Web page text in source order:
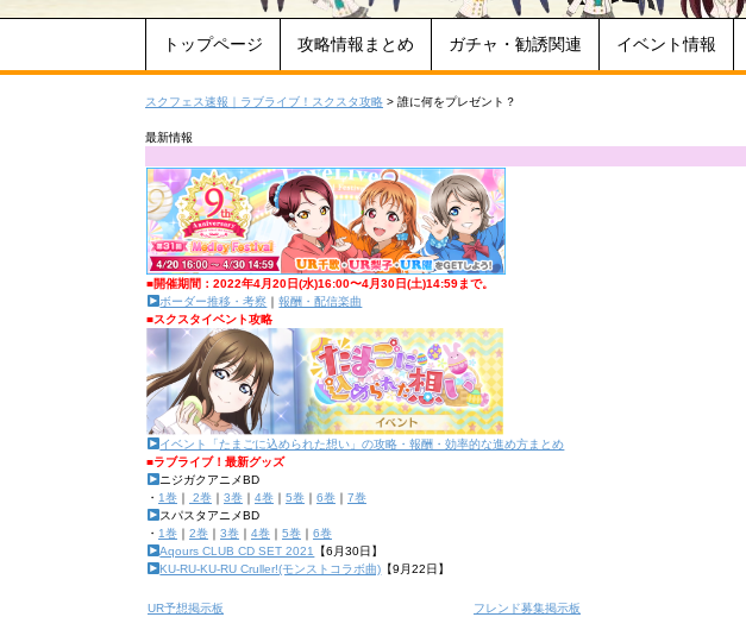
トップページ 攻略情報まとめ ガチャ・勧誘関連 イベント情報
スクフェス速報｜ラブライブ！スクスタ攻略 > 誰に何をプレゼント？
最新情報
■開催期間：2022年4月20日(水)16:00〜4月30日(土)14:59まで。
ボーダー推移・考察 ｜報酬・配信楽曲
■スクスタイベント攻略
イベント「たまごに込められた想い」の攻略・報酬・効率的な進め方まとめ
■ラブライブ！最新グッズ
ニジガクアニメBD
・ 1巻 2巻 3巻 4巻 5巻 6巻
7巻
スパスタアニメBD
・ 1巻 2巻 3巻 4巻 5巻
6巻
Aqours CLUB CD SET 2021
【6月30日】
KU-RU-KU-RU Cruller!(モンストコラボ曲) 【9月22日】
UR予想掲示板
フレンド募集掲示板